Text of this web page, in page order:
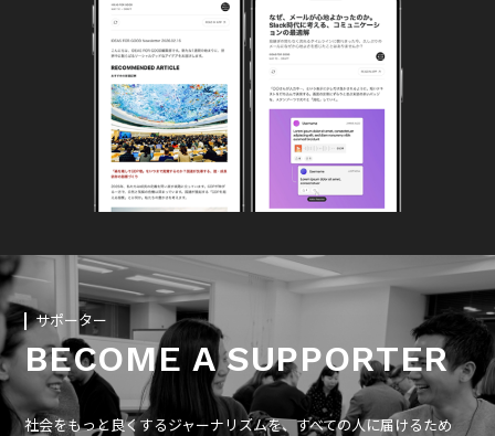
サポーター
BECOME A SUPPORTER
社会をもっと良くするジャーナリズムを、すべての人に届けるため